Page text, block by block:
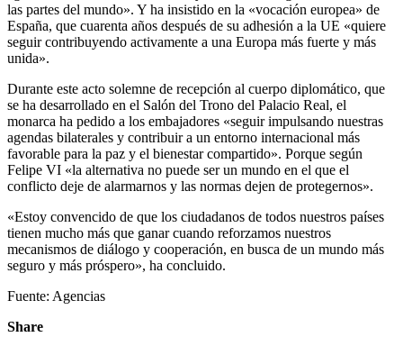
las partes del mundo». Y ha insistido en la «vocación europea» de
España, que cuarenta años después de su adhesión a la UE «quiere
seguir contribuyendo activamente a una Europa más fuerte y más
unida».
Durante este acto solemne de recepción al cuerpo diplomático, que
se ha desarrollado en el Salón del Trono del Palacio Real, el
monarca ha pedido a los embajadores «seguir impulsando nuestras
agendas bilaterales y contribuir a un entorno internacional más
favorable para la paz y el bienestar compartido». Porque según
Felipe VI «la alternativa no puede ser un mundo en el que el
conflicto deje de alarmarnos y las normas dejen de protegernos».
«Estoy convencido de que los ciudadanos de todos nuestros países
tienen mucho más que ganar cuando reforzamos nuestros
mecanismos de diálogo y cooperación, en busca de un mundo más
seguro y más próspero», ha concluido.
Fuente: Agencias
Share